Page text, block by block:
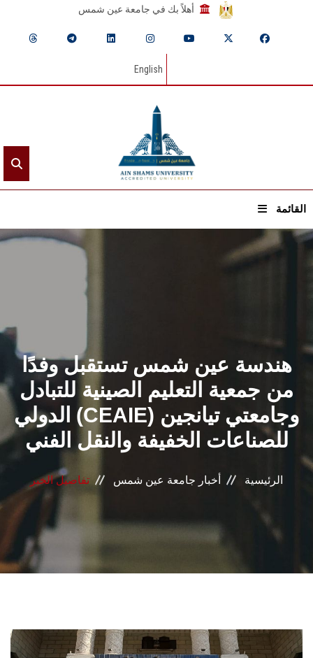
أهلاً بك في جامعة عين شمس
English
القائمة
القطاعـات
الشئون الأكاديمية
البحث العلمي
الرعاية الصحية
المراكز والوحدات
الأنظمة الذكية
الإعلام
الطلاب
هندسة عين شمس تستقبل وفدًا
من جمعية التعليم الصينية للتبادل
الدولي (CEAIE) وجامعتي تيانجين
للصناعات الخفيفة والنقل الفني
الرئيسية أخبار جامعة عين شمس تفاصيل الخبر